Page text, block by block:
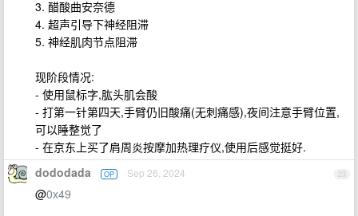
3. 醋酸曲安奈德
4. 超声引导下神经阻滞
5. 神经肌肉节点阻滞
现阶段情况:
- 使用鼠标字,肱头肌会酸
- 打第一针第四天,手臂仍旧酸痛(无刺痛感),夜间注意手臂位置,
可以睡整觉了
- 在京东上买了肩周炎按摩加热理疗仪,使用后感觉挺好.
23
dododada OP Sep 26, 2024
@0x49